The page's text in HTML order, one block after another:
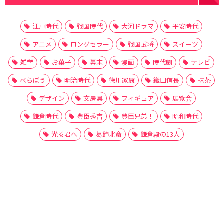
江戸時代 戦国時代 大河ドラマ
平安時代
アニメ
ロングセラー 戦国武将
スイーツ
雑学
お菓子 幕末 漫画 時代劇
テレビ
べらぼう
明治時代 徳川家康 織田信長
抹茶
デザイン
文房具 フィギュア
展覧会
鎌倉時代
豊臣秀吉 豊臣兄弟！
昭和時代
光る君へ
葛飾北斎 鎌倉殿の13人